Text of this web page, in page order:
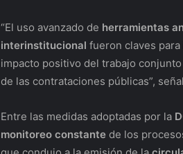
“El uso avanzado de herramientas
interinstitucional fueron claves
impacto positivo del trabajo
de las contrataciones públicas”,
Entre las medidas adoptadas por la
monitoreo constante de los